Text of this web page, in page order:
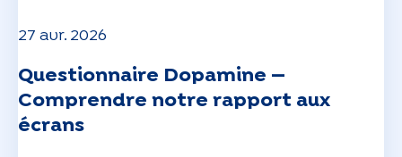
27 avr. 2026
Questionnaire Dopamine —
Comprendre notre rapport aux
écrans